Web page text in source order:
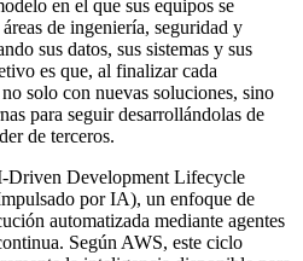
en el que sus equipos se
de ingeniería, seguridad y
sus datos, sus sistemas y sus
es que, al finalizar cada
solo con nuevas soluciones, sino
para seguir desarrollándolas de
de terceros.
Driven Development Lifecycle
por IA), un enfoque de
automatizada mediante agentes
Según AWS, este ciclo